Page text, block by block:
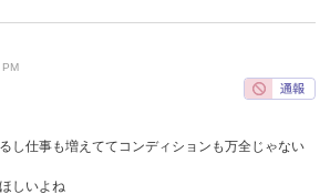
し仕事も増えててコンディションも万全じゃない
しいよね